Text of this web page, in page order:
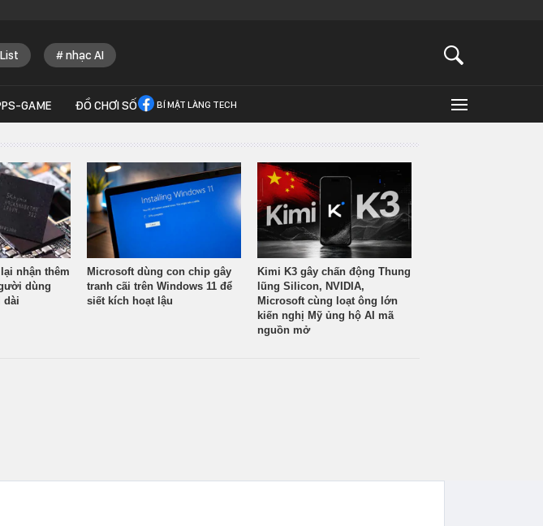
nhạc AI
GAME ĐỒ CHƠI SỐ BÍ MẬT LÀNG TECH
nhận thêm
dùng
dài
Microsoft dùng con chip gây
tranh cãi trên Windows 11 để
siết kích hoạt lậu
Kimi K3 gây chấn động Thung
lũng Silicon, NVIDIA,
Microsoft cùng loạt ông lớn
kiến nghị Mỹ ủng hộ AI mã
nguồn mở